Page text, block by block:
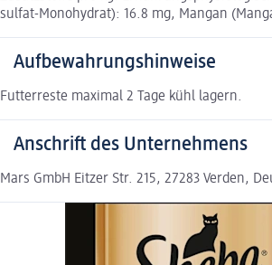
sulfat-Monohydrat): 16.8 mg, Mangan
Aufbewahrungshinweise
Futterreste maximal 2 Tage kühl lagern.
Anschrift des Unternehmens
Mars GmbH Eitzer Str. 215, 27283 Verden,